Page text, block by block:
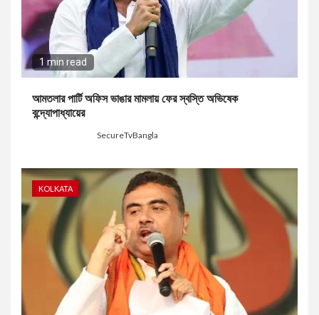
1 min read
আমতলার পার্টি অফিস ভাঙার মামলায় ফের স্বস্তি অভিষেক
বন্দ্যোপাধ্যায়ের
SecureTvBangla
KOLKATA